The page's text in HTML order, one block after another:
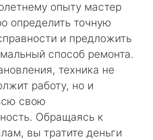
опыту мастер
определить точную
и предложить
способ ремонта.
техника не
работу, но и
свою
Обращаясь к
вы тратите деньги